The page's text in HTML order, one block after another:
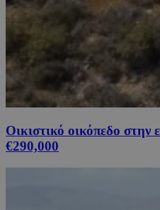
Οικιστικό οικόπεδο στην
€290,000